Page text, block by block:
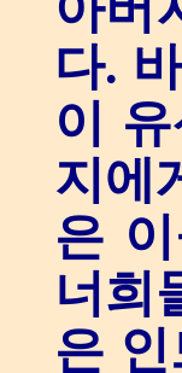
다.
이
지에
은
너희
은